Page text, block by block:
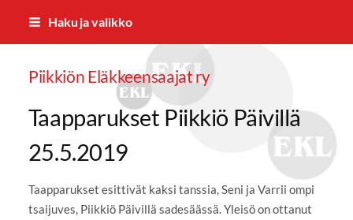
Siirry
Haku ja valikko
Piikkiön Eläkkeensaajat ry
Taapparukset Piikkiö Päivillä
25.5.2019
Taapparukset esittivät kaksi tanssia, Seni ja Varrii ompi
tsaijuves, Piikkiö Päivillä sadesäässä. Yleisö on ottanut